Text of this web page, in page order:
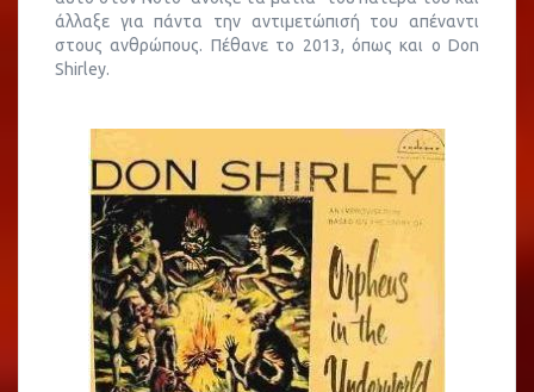
άλλαξε για πάντα την αντιμετώπισή του απέναντι
στους ανθρώπους. Πέθανε το 2013, όπως και ο Don
Shirley.